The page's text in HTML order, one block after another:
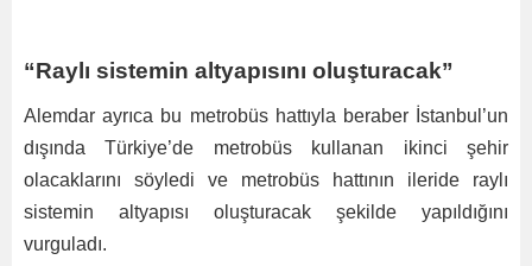
“Raylı sistemin altyapısını oluşturacak”
Alemdar ayrıca bu metrobüs hattıyla beraber İstanbul’un
dışında Türkiye’de metrobüs kullanan ikinci şehir
olacaklarını söyledi ve metrobüs hattının ileride raylı
sistemin altyapısı oluşturacak şekilde yapıldığını
vurguladı.